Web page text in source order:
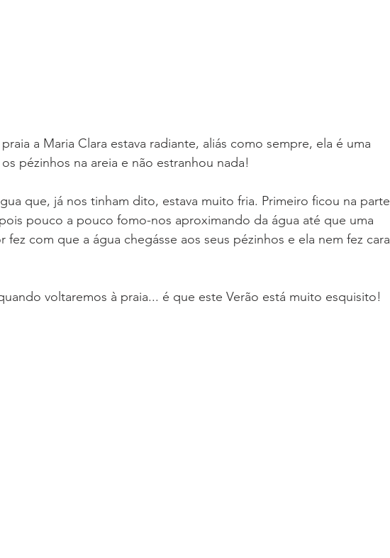
a Maria Clara estava radiante, aliás como sempre, ela é uma
pézinhos na areia e não estranhou nada!
que, já nos tinham dito, estava muito fria. Primeiro ficou na parte
pouco a pouco fomo-nos aproximando da água até que uma
fez com que a água chegásse aos seus pézinhos e ela nem fez cara
voltaremos à praia... é que este Verão está muito esquisito!